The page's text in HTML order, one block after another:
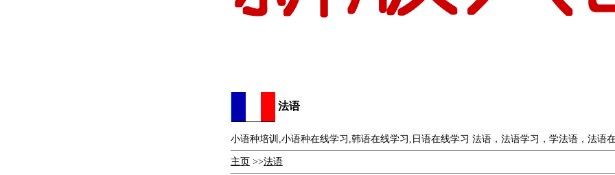
法语
小语种培训,小语种在线学习,韩语在线学习,日语在线学习 法语，法语学习，学法语，法语
主页 >>法语